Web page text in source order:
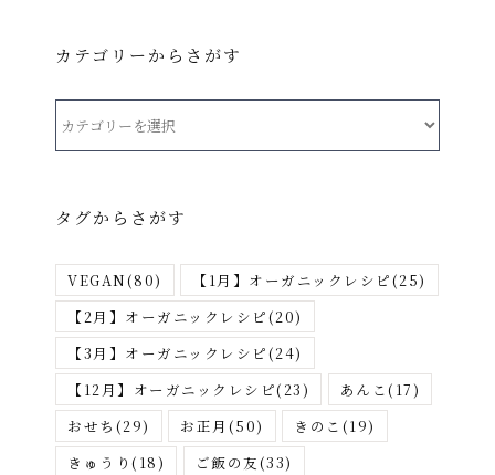
カテゴリーからさがす
ー
ら
が
す
タグからさがす
VEGAN(80) 【1月】オーガニックレシピ(25)
【2月】オーガニックレシピ(20)
【3月】オーガニックレシピ(24)
【12月】オーガニックレシピ(23) あんこ(17)
おせち (29) お正月 (50) きのこ (19)
きゅうり (18) ご飯の友(33)